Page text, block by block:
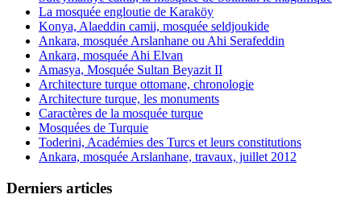
La mosquée engloutie de Karaköy
Konya, Alaeddin camii, mosquée seldjoukide
Ankara, mosquée Arslanhane ou Ahi Serafeddin
Ankara, mosquée Ahi Elvan
Amasya, Mosquée Sultan Beyazit II
Architecture turque ottomane, chronologie
Architecture turque, les monuments
Caractères de la mosquée turque
Mosquées de Turquie
Toderini, Académies des Turcs et leurs constitutions
Ankara, mosquée Arslanhane, travaux, juillet 2012
Derniers articles